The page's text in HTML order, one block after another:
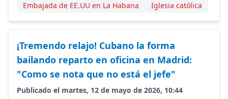
Embajada de EE.UU en La Habana
Iglesia católica
¡Tremendo relajo! Cubano la forma
bailando reparto en oficina en Madrid:
"Como se nota que no está el jefe"
Publicado el martes, 12 de mayo de 2026, 10:44